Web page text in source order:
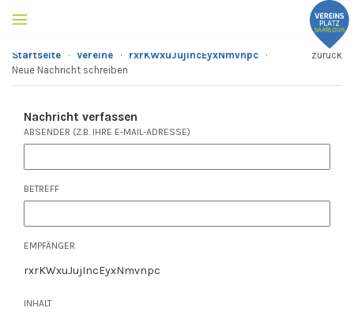
Startseite · Vereine · rxrKWxuJujIncEyxNmvnpc
·
Neue Nachricht schreiben
zurück
Nachricht verfassen
ABSENDER (Z.B. IHRE E-MAIL-ADRESSE)
BETREFF
EMPFÄNGER
rxrKWxuJujIncEyxNmvnpc
INHALT